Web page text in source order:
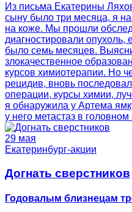
Из письма Екатерины
сыну было три месяца, я
на коже. Мы прошли
диагностировали опухоль,
было семь месяцев.
злокачественное
курсов химиотерапии. Но
рецидив, вновь
операции, курсы химии,
я обнаружила у Артема
у него метастаз в
29 мая
Екатеринбург-акции
Догнать сверстников
Годовалым близнецам